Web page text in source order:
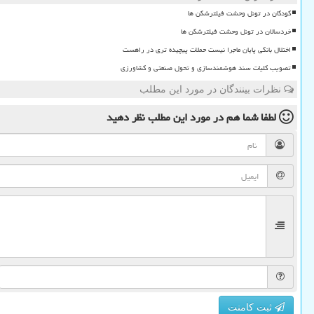
کودکان در تونل وحشت فیلترشکن ها
خردسالان در تونل وحشت فیلترشکن ها
اختلال بانکی پایان ماجرا نیست حملات پیچیده تری در راهست
تصویب کلیات سند هوشمندسازی و تحول صنعتی و کشاورزی
نظرات بینندگان در مورد این مطلب
لطفا شما همدر مورد این مطلبنظر دهید
ثبت کامنت